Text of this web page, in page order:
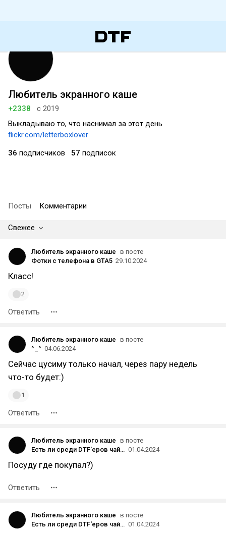
Любитель экранного каше
+2338
с 2019
Выкладываю то, что наснимал за этот день
flickr.com/letterboxlover
36 подписчиков 57 подписок
Посты Комментарии
Свежее
Любитель экранного каше в посте
Фотки с телефона в GTA5 29.10.2024
Класс!
2
Ответить
Любитель экранного каше в посте
^_^ 04.06.2024
Сейчас цусиму только начал, через пару недель
что-то будет:)
1
Ответить
Любитель экранного каше в посте
Есть ли среди DTF'еров чайные сомелье? 01.04.2024
Посуду где покупал?)
Ответить
Любитель экранного каше в посте
Есть ли среди DTF'еров чайные сомелье? 01.04.2024